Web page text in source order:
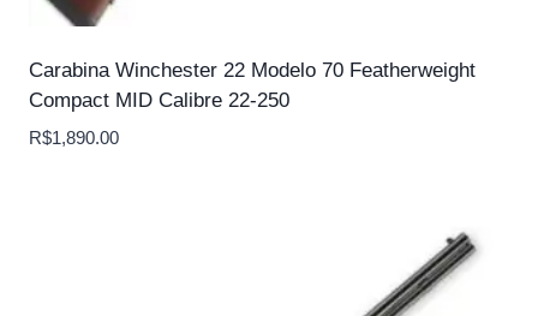
Carabina Winchester 22 Modelo 70 Featherweight
Compact MID Calibre 22-250
R$1,890.00